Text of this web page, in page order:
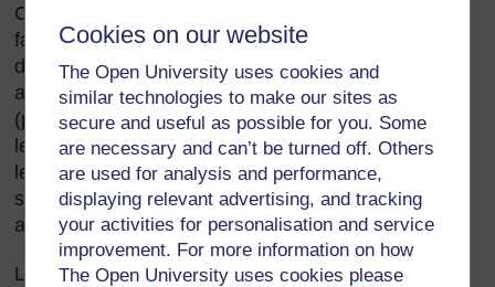
Cookies on our website
The Open University uses cookies and
similar technologies to make our sites as
secure and useful as possible for you. Some
are necessary and can’t be turned off. Others
are used for analysis and performance,
displaying relevant advertising, and tracking
your activities for personalisation and service
improvement. For more information on how
The Open University uses cookies please
Contrairement aux plantes vertes, qui peuvent
fabriquer leur propre nourriture, tous les animaux
doivent trouver et manger des plantes ou d’autres
animaux pour survivre. Les animaux qui chassent
(prédateurs) sont adaptés pour trouver et attraper
leurs proies en procédant de façon très variée selon
les espèces. Les animaux qui sont chassés (proies)
sont également adaptés pour éviter d’être trouvés,
attrapés et dévorés.
Les élèves sont souvent fascinés par l’étude des